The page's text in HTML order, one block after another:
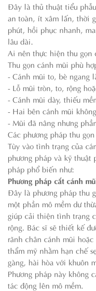
Đây là thủ thuật tiểu
an toàn, ít xâm lấn, thời
phút, hồi phục nhanh,
lâu dài.
Ai nên thực hiện thu gọn
Thu gọn cánh mũi phù
- Cánh mũi to, bè ngang
- Lỗ mũi tròn, to, rộng
- Cánh mũi dày, thiếu
- Hai bên cánh mũi
- Mũi đã nâng nhưng
Các phương pháp thu
Tùy vào tình trạng của
phương pháp và kỹ
pháp phổ biến như:
Phương pháp cắt cánh
Đây là phương pháp thu
một phần mô mềm dư
giúp cải thiện tình trạng
rộng. Bác sĩ sẽ thiết kế
rãnh chân cánh mũi
thẩm mỹ nhằm hạn chế
gàng, hài hòa với khuôn
Phương pháp này không
tác động lên mô mềm.